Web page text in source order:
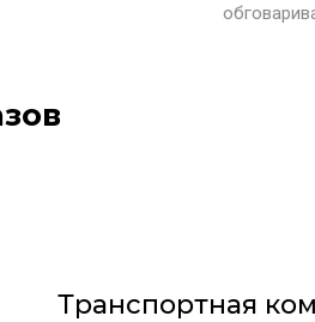
Транспортная